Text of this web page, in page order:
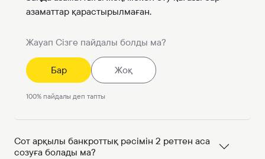
азаматтар қарастырылмаған.
Жауап Сізге пайдалы болды ма?
Бар Жоқ
100%пайдалы деп тапты
Сот арқылы банкроттық рәсімін 2 реттен аса
созуға болады ма?